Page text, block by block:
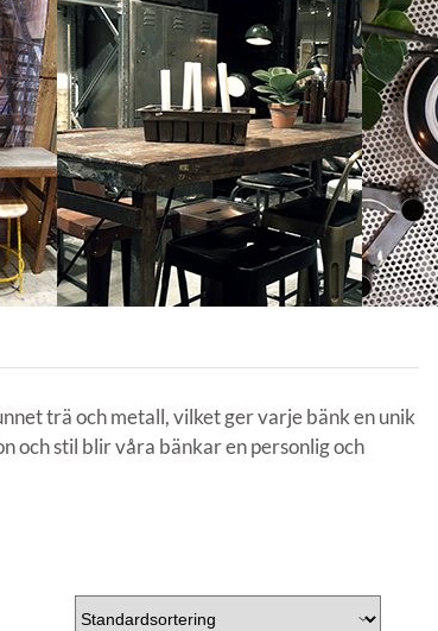
trä och metall, vilket ger varje bänk en unik
och stil blir våra bänkar en personlig och